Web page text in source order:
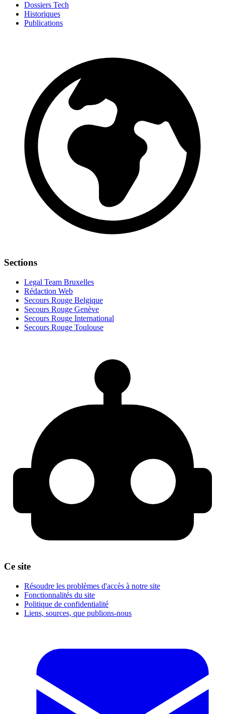
Dossiers Tech
Historiques
Publications
Sections
Legal Team Bruxelles
Rédaction Web
Secours Rouge Belgique
Secours Rouge Genève
Secours Rouge International
Secours Rouge Toulouse
Ce site
Résoudre les problèmes d'accès à notre site
Fonctionnalités du site
Politique de confidentialité
Liens, sources, que publions-nous